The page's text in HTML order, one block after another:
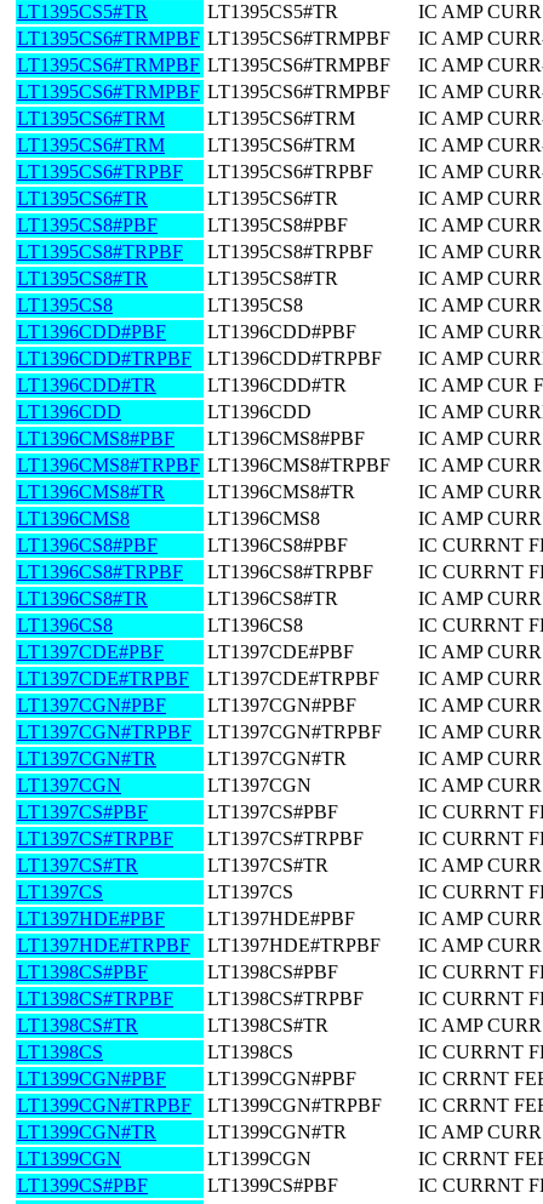
LT1395CS5#TR
LT1395CS5#TR
IC AMP
LT1395CS6#TRMPBF LT1395CS6#TRMPBF
IC AMP
LT1395CS6#TRMPBF LT1395CS6#TRMPBF
IC AMP
LT1395CS6#TRMPBF LT1395CS6#TRMPBF
IC AMP
LT1395CS6#TRM
LT1395CS6#TRM
IC AMP
LT1395CS6#TRM
LT1395CS6#TRM
IC AMP
LT1395CS6#TRPBF
LT1395CS6#TRPBF
IC AMP
LT1395CS6#TR
LT1395CS6#TR
IC AMP
LT1395CS8#PBF
LT1395CS8#PBF
IC AMP
LT1395CS8#TRPBF
LT1395CS8#TRPBF
IC AMP
LT1395CS8#TR
LT1395CS8#TR
IC AMP
LT1395CS8
LT1395CS8
IC AMP
LT1396CDD#PBF
LT1396CDD#PBF
IC AMP
LT1396CDD#TRPBF
LT1396CDD#TRPBF
IC AMP
LT1396CDD#TR
LT1396CDD#TR
IC AMP CUR
LT1396CDD
LT1396CDD
IC AMP
LT1396CMS8#PBF
LT1396CMS8#PBF
IC AMP
LT1396CMS8#TRPBF LT1396CMS8#TRPBF
IC AMP
LT1396CMS8#TR
LT1396CMS8#TR
IC AMP
LT1396CMS8
LT1396CMS8
IC AMP
LT1396CS8#PBF
LT1396CS8#PBF
IC CURRNT
LT1396CS8#TRPBF
LT1396CS8#TRPBF
IC CURRNT
LT1396CS8#TR
LT1396CS8#TR
IC AMP
LT1396CS8
LT1396CS8
IC CURRNT
LT1397CDE#PBF
LT1397CDE#PBF
IC AMP
LT1397CDE#TRPBF
LT1397CDE#TRPBF
IC AMP
LT1397CGN#PBF
LT1397CGN#PBF
IC AMP
LT1397CGN#TRPBF
LT1397CGN#TRPBF
IC AMP
LT1397CGN#TR
LT1397CGN#TR
IC AMP
LT1397CGN
LT1397CGN
IC AMP
LT1397CS#PBF
LT1397CS#PBF
IC CURRNT
LT1397CS#TRPBF
LT1397CS#TRPBF
IC CURRNT
LT1397CS#TR
LT1397CS#TR
IC AMP
LT1397CS
LT1397CS
IC CURRNT
LT1397HDE#PBF
LT1397HDE#PBF
IC AMP
LT1397HDE#TRPBF
LT1397HDE#TRPBF
IC AMP
LT1398CS#PBF
LT1398CS#PBF
IC CURRNT
LT1398CS#TRPBF
LT1398CS#TRPBF
IC CURRNT
LT1398CS#TR
LT1398CS#TR
IC AMP
LT1398CS
LT1398CS
IC CURRNT
LT1399CGN#PBF
LT1399CGN#PBF
IC CRRNT
LT1399CGN#TRPBF
LT1399CGN#TRPBF
IC CRRNT
LT1399CGN#TR
LT1399CGN#TR
IC AMP
LT1399CGN
LT1399CGN
IC CRRNT
LT1399CS#PBF
LT1399CS#PBF
IC CURRNT